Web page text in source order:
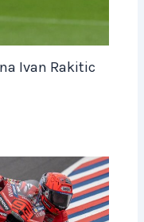
Ivan Rakitic